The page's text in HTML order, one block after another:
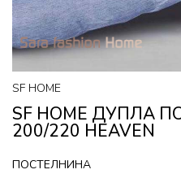
SF HOME
SF HOME ДУПЛА
200/220 HEAVEN
ПОСТЕЛНИНА